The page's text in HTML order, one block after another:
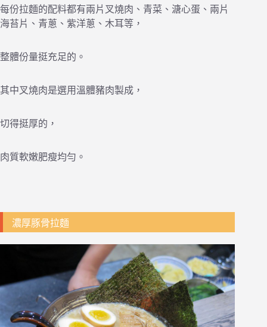
每份拉麵的配料都有兩片叉燒肉、青菜、溏心蛋、兩片
海苔片、青蔥、紫洋蔥、木耳等，
整體份量挺充足的。
其中叉燒肉是選用溫體豬肉製成，
切得挺厚的，
肉質軟嫩肥瘦均勻。
濃厚豚骨拉麵